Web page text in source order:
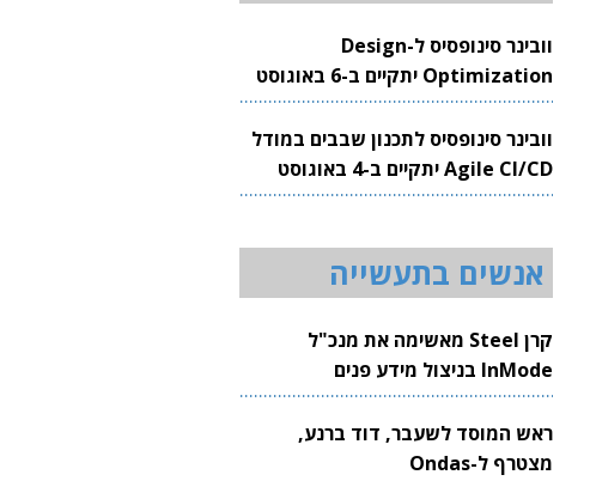
וובינר סינופסיס ל-Design
Optimization יתקיים ב-6 באוגוסט
2026
וובינר סינופסיס לתכנון שבבים במודל
Agile CI/CD יתקיים ב-4 באוגוסט
2026
אנשים בתעשייה
קרן Steel מאשימה את מנכ"ל
InMode בניצול מידע פנים
ראש המוסד לשעבר, דוד ברנע,
מצטרף ל-Ondas